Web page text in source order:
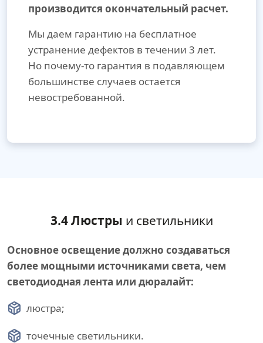
производится окончательный расчет.
Мы даем гарантию на бесплатное
устранение дефектов в течении 3 лет.
Но почему-то гарантия в подавляющем
большинстве случаев остается
невостребованной.
3.4 Люстры и светильники
Основное освещение должно создаваться
более мощными источниками света, чем
светодиодная лента или дюралайт:
люстра;
точечные светильники.